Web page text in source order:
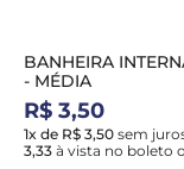
BANHEIRA
- MÉDIA
R$ 3,50
1x de R$ 3,50 sem
3,33 à vista no boleto